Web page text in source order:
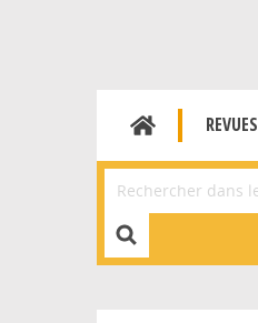
REVUES
Affiner la Recherche